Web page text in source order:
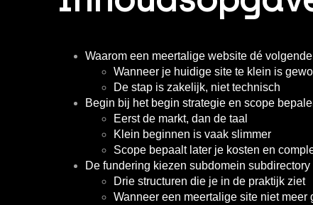
Waarom een meertalige website dé
Wanneer je huidige site te klein is
De stap is zakelijk, niet technisch
Begin bij het begin strategie en scope
Eerst de markt, dan de taal
Klein beginnen is vaak slimmer
Scope bepaalt later je kosten en
De fundering kiezen subdomein subdirectory
Drie structuren die je in de praktijk ziet
Wanneer een meertalige site niet meer